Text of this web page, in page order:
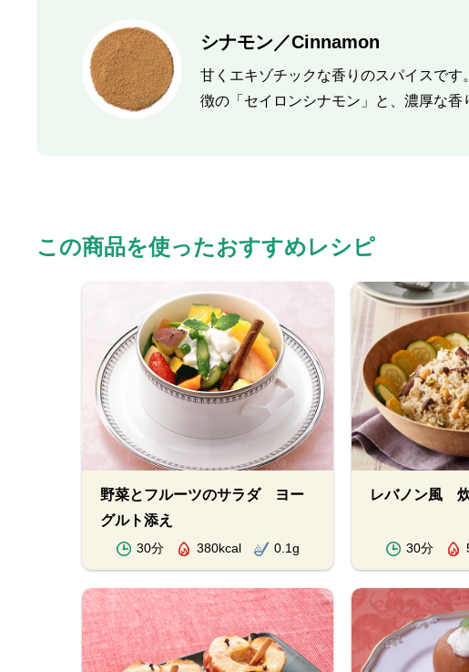
シナモン／Cinnamon
甘くエキゾチックな香りのスパイスで
徴の「セイロンシナモン」と、濃厚な香
この商品を使ったおすすめレシピ
野菜とフルーツのサラダ ヨー
グルト添え
30分 380kcal 0.1g
レバノン風
30分